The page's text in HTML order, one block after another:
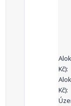
Kč):
Kč):